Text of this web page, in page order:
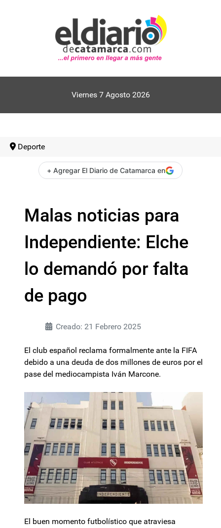
Viernes 7 Agosto 2026
Deporte
+ Agregar El Diario de Catamarca en
Malas noticias para
Independiente: Elche
lo demandó por falta
de pago
Creado: 21 Febrero 2025
El club español reclama formalmente ante la FIFA
debido a una deuda de dos millones de euros por el
pase del mediocampista Iván Marcone.
El buen momento futbolístico que atraviesa